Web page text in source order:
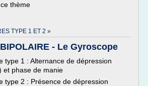
thème
TYPE 1 ET 2 »
- Le Gyroscope
type 1 : Alternance de dépression
et phase de manie
type 2 : Présence de dépression